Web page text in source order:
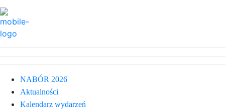
NABÓR 2026
Aktualności
Kalendarz wydarzeń